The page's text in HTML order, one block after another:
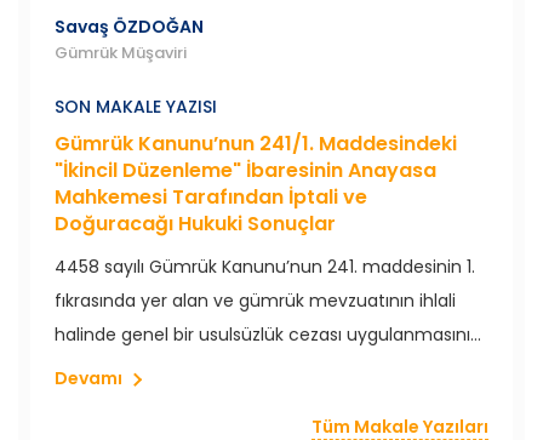
Savaş ÖZDOĞAN
Gümrük Müşaviri
SON MAKALE YAZISI
Gümrük Kanunu’nun 241/1. Maddesindeki
"İkincil Düzenleme" İbaresinin Anayasa
Mahkemesi Tarafından İptali ve
Doğuracağı Hukuki Sonuçlar
4458 sayılı Gümrük Kanunu’nun 241. maddesinin 1.
fıkrasında yer alan ve gümrük mevzuatının ihlali
halinde genel bir usulsüzlük cezası uygulanmasını
öngören kural, idareye tanınan yetkinin sınırları
Devamı
Tüm Makale Yazıları